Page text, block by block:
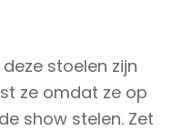
stoelen zijn
ze omdat ze op
show stelen. Zet